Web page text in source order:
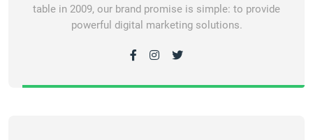
table in 2009, our brand promise is simple: to provide
powerful digital marketing solutions.